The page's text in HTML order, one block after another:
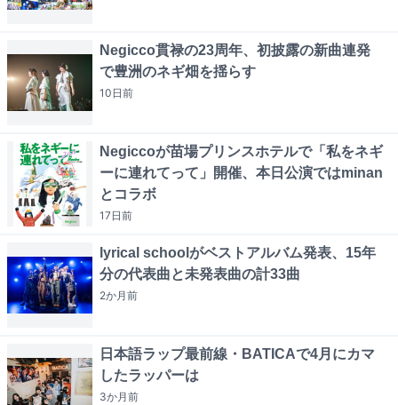
Negicco貫禄の23周年、初披露の新曲連発
で豊洲のネギ畑を揺らす
10日前
Negiccoが苗場プリンスホテルで「私をネギ
ーに連れてって」開催、本日公演ではminan
とコラボ
17日前
lyrical schoolがベストアルバム発表、15年
分の代表曲と未発表曲の計33曲
2か月前
日本語ラップ最前線・BATICAで4月にカマ
したラッパーは
3か月前